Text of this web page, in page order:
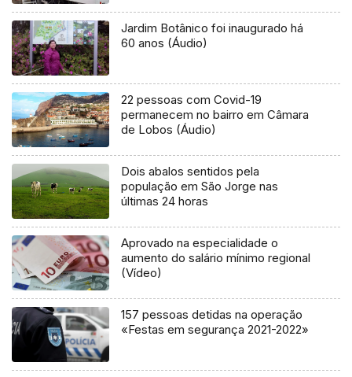
Jardim Botânico foi inaugurado há
60 anos (Áudio)
22 pessoas com Covid-19
permanecem no bairro em Câmara
de Lobos (Áudio)
Dois abalos sentidos pela
população em São Jorge nas
últimas 24 horas
Aprovado na especialidade o
aumento do salário mínimo regional
(Vídeo)
157 pessoas detidas na operação
«Festas em segurança 2021-2022»